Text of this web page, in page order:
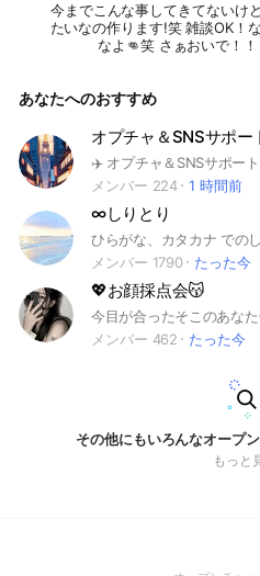
今までこんな事してきてないけ
たいなの作ります!笑 雑談OK！
なよ👊笑 さぁおいで！
あなたへのおすすめ
オプチャ＆SNSサポー
メンバー 224
1 時間前
∞しりとり
メンバー 1790
たった今
💖お顔採点会😽
メンバー 462
たった今
その他にもいろんなオープ
もっと